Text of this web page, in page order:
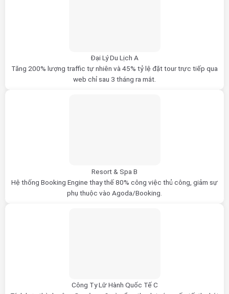
Đại Lý Du Lịch A
Tăng 200% lượng traffic tự nhiên và 45% tỷ lệ đặt tour trực tiếp qua
web chỉ sau 3 tháng ra mắt.
Resort & Spa B
Hệ thống Booking Engine thay thế 80% công việc thủ công, giảm sự
phụ thuộc vào Agoda/Booking.
Công Ty Lữ Hành Quốc Tế C